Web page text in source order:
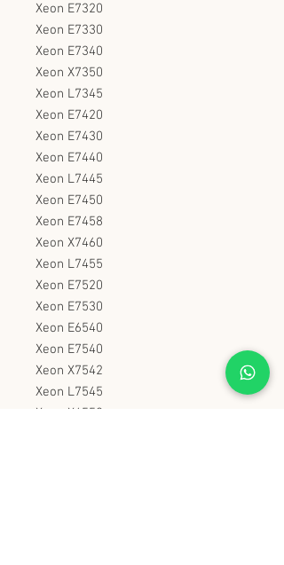
Xeon E7320
Xeon E7330
Xeon E7340
Xeon X7350
Xeon L7345
Xeon E7420
Xeon E7430
Xeon E7440
Xeon L7445
Xeon E7450
Xeon E7458
Xeon X7460
Xeon L7455
Xeon E7520
Xeon E7530
Xeon E6540
Xeon E7540
Xeon X7542
Xeon L7545
Xeon X6550